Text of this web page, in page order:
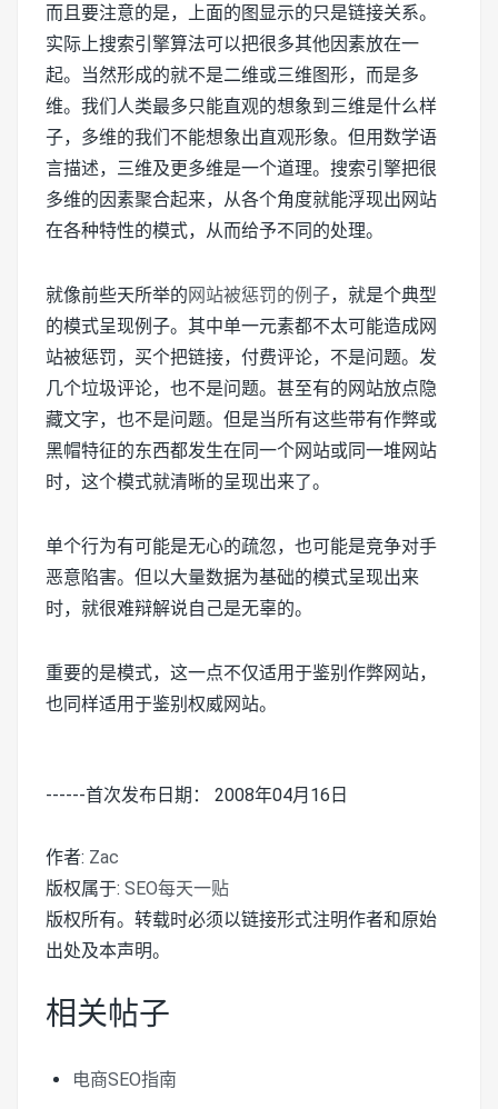
而且要注意的是，上面的图显示的只是链接关系。
实际上搜索引擎算法可以把很多其他因素放在一
起。当然形成的就不是二维或三维图形，而是多
维。我们人类最多只能直观的想象到三维是什么样
子，多维的我们不能想象出直观形象。但用数学语
言描述，三维及更多维是一个道理。搜索引擎把很
多维的因素聚合起来，从各个角度就能浮现出网站
在各种特性的模式，从而给予不同的处理。
就像前些天所举的网站被惩罚的例子，就是个典型
的模式呈现例子。其中单一元素都不太可能造成网
站被惩罚，买个把链接，付费评论，不是问题。发
几个垃圾评论，也不是问题。甚至有的网站放点隐
藏文字，也不是问题。但是当所有这些带有作弊或
黑帽特征的东西都发生在同一个网站或同一堆网站
时，这个模式就清晰的呈现出来了。
单个行为有可能是无心的疏忽，也可能是竞争对手
恶意陷害。但以大量数据为基础的模式呈现出来
时，就很难辩解说自己是无辜的。
重要的是模式，这一点不仅适用于鉴别作弊网站，
也同样适用于鉴别权威网站。
------首次发布日期： 2008年04月16日
作者: Zac
版权属于: SEO每天一贴
版权所有。转载时必须以链接形式注明作者和原始
出处及本声明。
相关帖子
电商SEO指南